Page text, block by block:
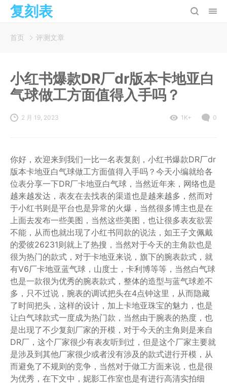
复刻表
首页 评测文章
小红书爆款DR厂dr版本卡地亚白
气球做工方面值得入手吗？
2 月 19, 2023 1K+ 0
你好，欢迎来到我们一比一名表复刻，小红书爆款DR厂dr
版本卡地亚白气球做工方面值得入手吗？今天小编就给各
位表分享一下DR厂卡地亚白气球，当然近年来，网络也是
越来越发达，表友在去找表的渠道也是越来越多，然而对
于小红书则是平台也是异常的火爆，当然很多博主也是在
上面去发布一些美图，当然这些美图，也让很多表友欲罢
不能，从而也就出现了小红书同款的说法，如王子文佩戴
的爱彼26231则就上了热搜，当然对于今天的主角款也是
很为热门的款式，对于卡地亚来说，旗下的腕表款式，就
有V6厂卡地亚蓝气球，山度士，卡利博等等，当然白气球
也是一款很为优秀的腕表款式，整体的造型与蓝气球差不
多，只不过说，腕表的调试把头在4点钟这里，从而隐藏
了时间把头，这样的设计，加上卡地亚珠宝的魅力，也是
让白气球款式一度成为热门款，当然由于腕表的热度，也
是出现了不少复刻厂家的开模，对于今天的主角则是来自
DR厂，这个厂家很少有表友听到过，但是这个厂家主要就
是涉及到其他厂家很少或者没有涉及的款式进行开模，从
而避免了不规则的竞争，当然对于做工方面来说，也是很
为优秀，在下文中，妮影工作室也是有进行高清实拍细